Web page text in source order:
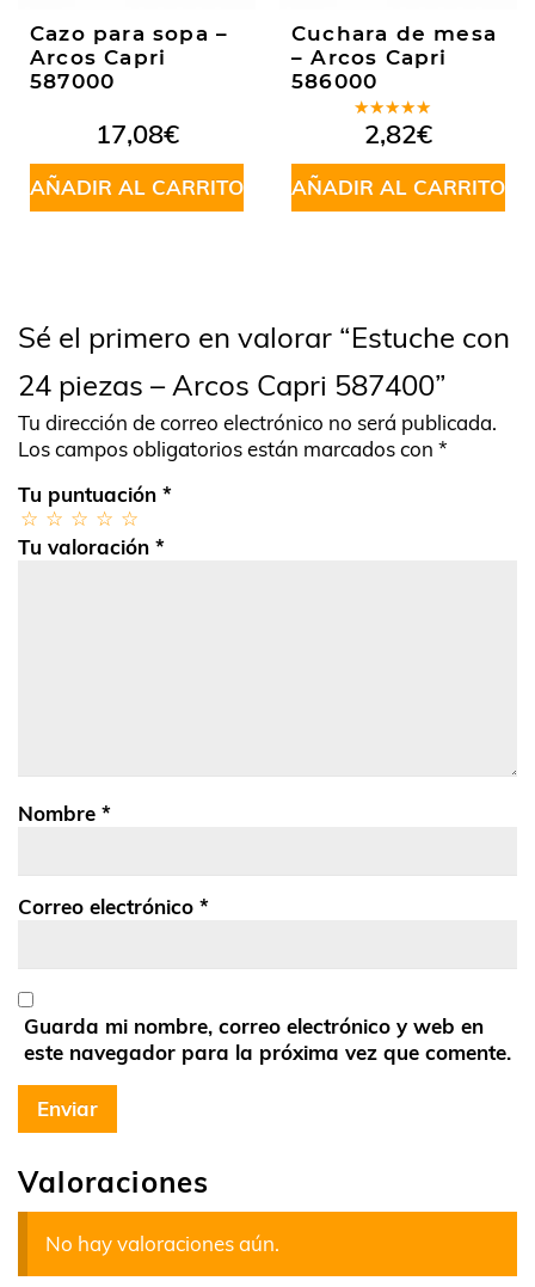
Cazo para sopa –
Arcos Capri
587000
17,08€
AÑADIR AL CARRITO
Cuchara de mesa
– Arcos Capri
586000
Valorado
en5.00de
5
2,82€
AÑADIR AL CARRITO
Valoraciones
No hay valoraciones aún.
Sé el primero en valorar “Estuche con
24 piezas – Arcos Capri 587400”
Tu dirección de correo electrónico no será publicada.
Los campos obligatorios están marcados con *
Tu puntuación *
Tu valoración *
Nombre *
Correo electrónico *
Guarda mi nombre, correo electrónico y web en
este navegador para la próxima vez que comente.